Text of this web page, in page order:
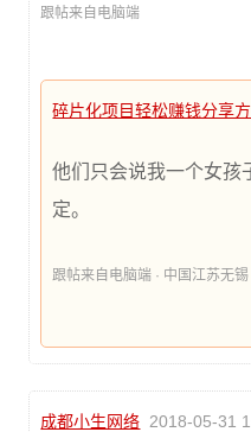
跟帖来自电脑端
碎片化项目轻松赚钱分享
他们只会说我一个女孩
定。
跟帖来自电脑端 · 中国江苏无锡
成都小生网络 2018-05-31